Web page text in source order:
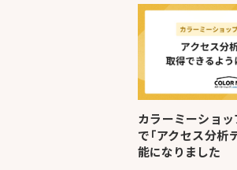
カラーミーショ
で「アクセス分析
能になりました